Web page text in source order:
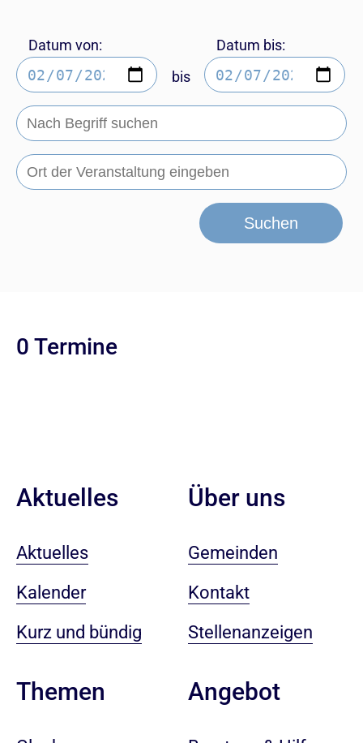
Datum von:
bis
Datum bis:
Suchen
0 Termine
Aktuelles
Aktuelles
Kalender
Kurz und bündig
Themen
Über uns
Gemeinden
Kontakt
Stellenanzeigen
Angebot